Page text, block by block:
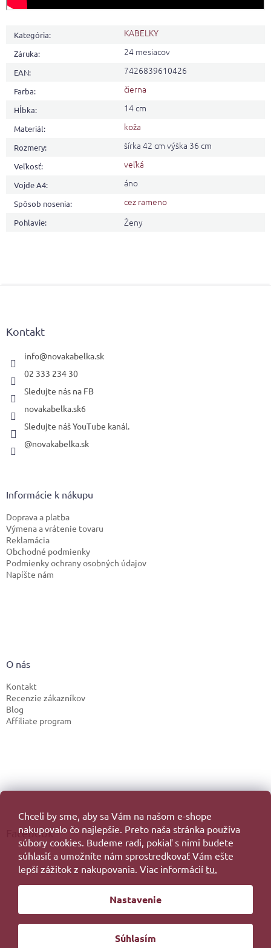
Chceli by sme, aby sa Vám na našom e-shope
nakupovalo čo najlepšie. Preto naša stránka používa
súbory cookies. Budeme radi, pokiaľ s nimi budete
súhlasiť a umožníte nám sprostredkovať Vám ešte
lepší zážitok z nakupovania. Viac informácií tu.
Nastavenie
Súhlasím
Kategória: KABELKY
Záruka: 24 mesiacov
EAN: 7426839610426
Farba: čierna
Hĺbka: 14 cm
Materiál: koža
Rozmery: šírka 42 cm výška 36 cm
Veľkosť: veľká
Vojde A4: áno
Spôsob nosenia: cez rameno
Pohlavie: Ženy
Kontakt
info@novakabelka.sk
02 333 234 30
Sledujte nás na FB
novakabelka.sk6
Sledujte náš YouTube kanál.
@novakabelka.sk
Informácie k nákupu
Doprava a platba
Výmena a vrátenie tovaru
Reklamácia
Obchodné podmienky
Podmienky ochrany osobných údajov
Napíšte nám
O nás
Kontakt
Recenzie zákazníkov
Blog
Affiliate program
Facebook
Vytvoril Shoptet
Copyright 2026. Všetky práva vyhradené.
Redesign byFilipesmedia 🧡